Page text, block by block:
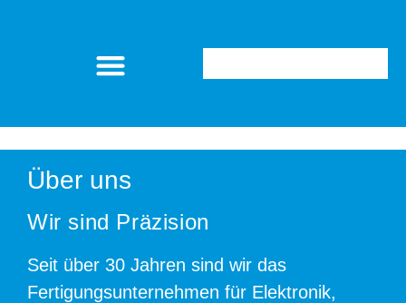
Über uns
Wir sind Präzision
Seit über 30 Jahren sind wir das
Fertigungsunternehmen für Elektronik,